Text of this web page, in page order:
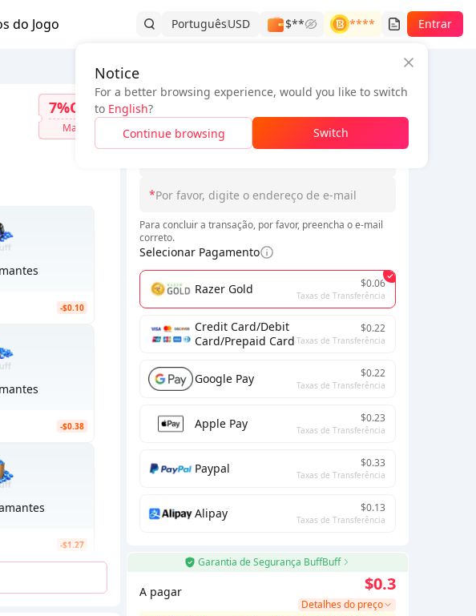
do Jogo PortuguêsUSD $** **** Entrar
Informações do pedido
*
*
Para concluir a transação, por favor, preencha o e-mail
correto.
Selecionar Pagamento
Razer Gold $0.06
Taxas de Transferência
Credit Card/Debit
Card/Prepaid Card
$0.22
Taxas de Transferência
Google Pay $0.22
Taxas de Transferência
Apple Pay $0.23
Taxas de Transferência
Paypal $0.33
Taxas de Transferência
Alipay $0.13
Taxas de Transferência
Garantia de Segurança BuffBuff
A pagar
Detalhes do preço
$0.3
7%OFF
Mais
-$0.10
-$0.38
-$1.27
Notice
For a better browsing experience, would you like to switch
to English?
Continue browsing
Switch